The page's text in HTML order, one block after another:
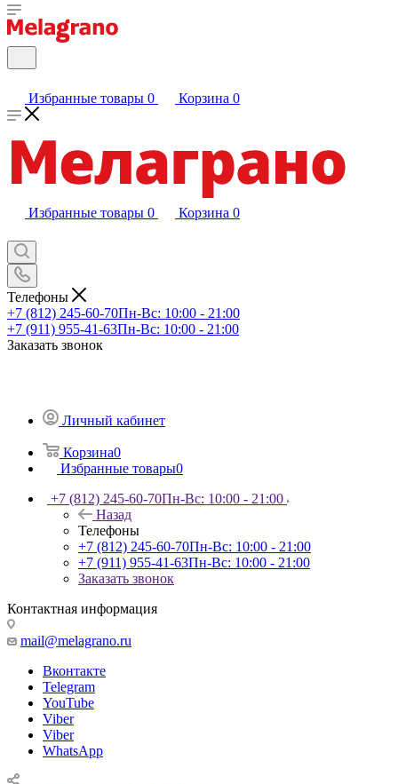
Избранные товары 0 Корзина 0
Избранные товары 0 Корзина 0
Телефоны
+7 (812) 245-60-70Пн-Вс: 10:00 - 21:00
+7 (911) 955-41-63Пн-Вс: 10:00 - 21:00
Заказать звонок
Личный кабинет
Корзина0
Избранные товары0
+7 (812) 245-60-70Пн-Вс: 10:00 - 21:00
Назад
Телефоны
+7 (812) 245-60-70Пн-Вс: 10:00 - 21:00
+7 (911) 955-41-63Пн-Вс: 10:00 - 21:00
Заказать звонок
Контактная информация
mail@melagrano.ru
Вконтакте
Telegram
YouTube
Viber
Viber
WhatsApp